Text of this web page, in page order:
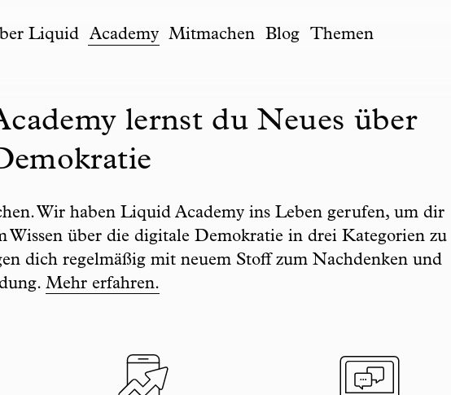
Liquid Academy Mitmachen Blog Themen
lernst du Neues über
Wir haben Liquid Academy ins Leben gerufen, um dir
Wissen über die digitale Demokratie in drei Kategorien zu
dich regelmäßig mit neuem Stoff zum Nachdenken und
Mehr erfahren.